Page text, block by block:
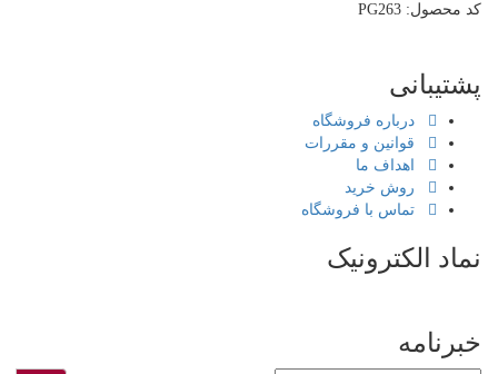
کد محصول: PG263
پشتیبانی
درباره فروشگاه
قوانین و مقررات
اهداف ما
روش خرید
تماس با فروشگاه
نماد الکترونیک
خبرنامه